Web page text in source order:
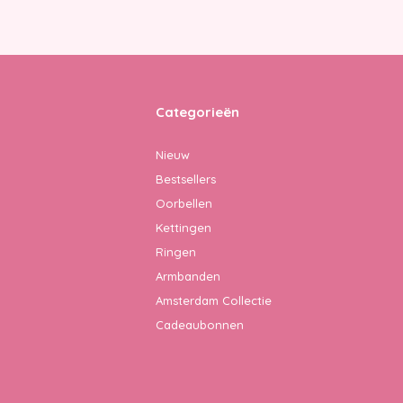
Categorieën
Nieuw
Bestsellers
Oorbellen
Kettingen
Ringen
Armbanden
Amsterdam Collectie
Cadeaubonnen